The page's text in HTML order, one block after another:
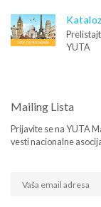
YUTA
Mailing Lista
Prijavite se na YUTA
vesti nacionalne